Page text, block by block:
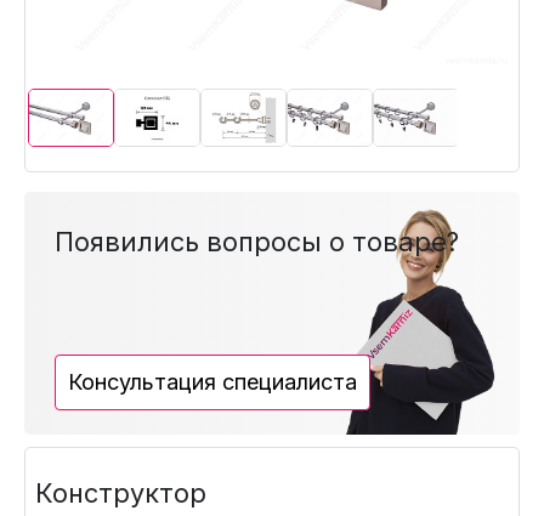
Появились вопросы о товаре?
Консультация специалиста
Конструктор